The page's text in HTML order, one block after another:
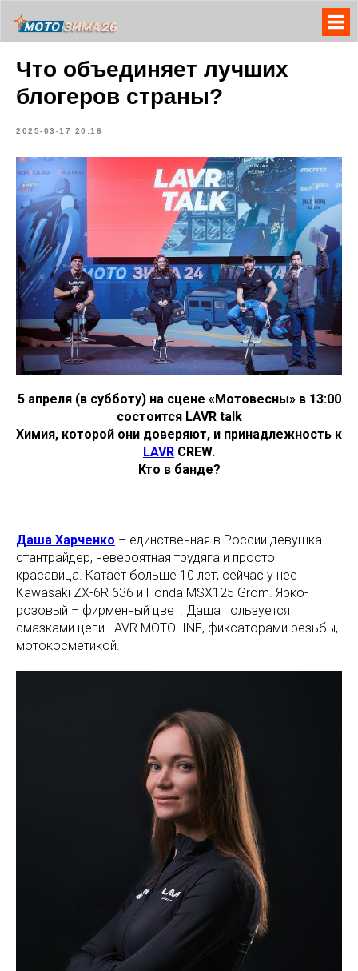
Что объединяет лучших
блогеров страны?
2025-03-17 20:16
5 апреля (в субботу) на сцене «Мотовесны» в 13:00
состоится LAVR talk
Химия, которой они доверяют, и принадлежность к
LAVR CREW.
Кто в банде?
Даша Харченко – единственная в России девушка-
стантрайдер, невероятная трудяга и просто
красавица. Катает больше 10 лет, сейчас у нее
Kawasaki ZX-6R 636 и Honda MSX125 Grom. Ярко-
розовый – фирменный цвет. Даша пользуется
смазками цепи LAVR MOTOLINE, фиксаторами резьбы,
мотокосметикой.